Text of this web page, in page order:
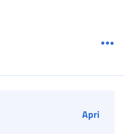
Apri